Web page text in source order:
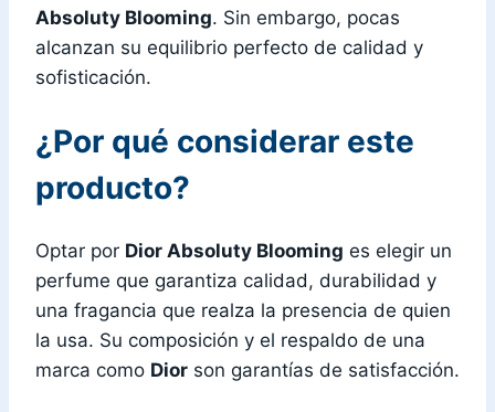
Absoluty Blooming. Sin embargo, pocas
alcanzan su equilibrio perfecto de calidad y
sofisticación.
¿Por qué considerar este
producto?
Optar por Dior Absoluty Blooming es elegir un
perfume que garantiza calidad, durabilidad y
una fragancia que realza la presencia de quien
la usa. Su composición y el respaldo de una
marca como Dior son garantías de satisfacción.